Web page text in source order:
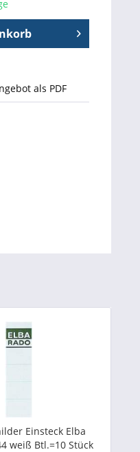
als PDF
Einsteck Elba
weiß Btl.=10 Stück